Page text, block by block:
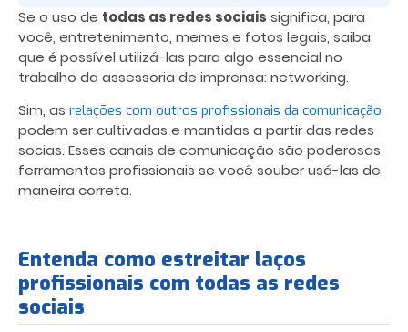
Se o uso de todas as redes sociais significa, para
você, entretenimento, memes e fotos legais, saiba
que é possível utilizá-las para algo essencial no
trabalho da assessoria de imprensa: networking.
Sim, as relações com outros profissionais da comunicação
podem ser cultivadas e mantidas a partir das redes
socias. Esses canais de comunicação são poderosas
ferramentas profissionais se você souber usá-las de
maneira correta.
Entenda como estreitar laços
profissionais com todas as redes
sociais